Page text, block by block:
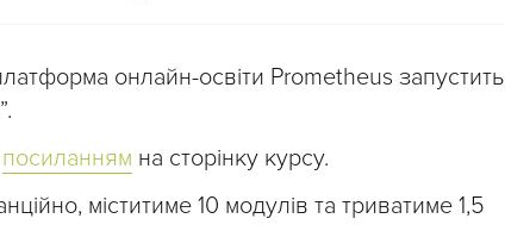
онлайн-освіти Prometheus запустить
посиланням на сторінку курсу.
міститиме 10 модулів та триватиме 1,5